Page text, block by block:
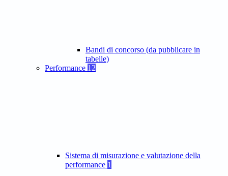
Bandi di concorso (da pubblicare in
tabelle)
Performance 12
Sistema di misurazione e valutazione della
performance 1